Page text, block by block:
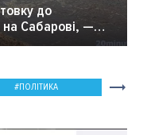
до
на Сабарові, —
ПОЛІТИКА